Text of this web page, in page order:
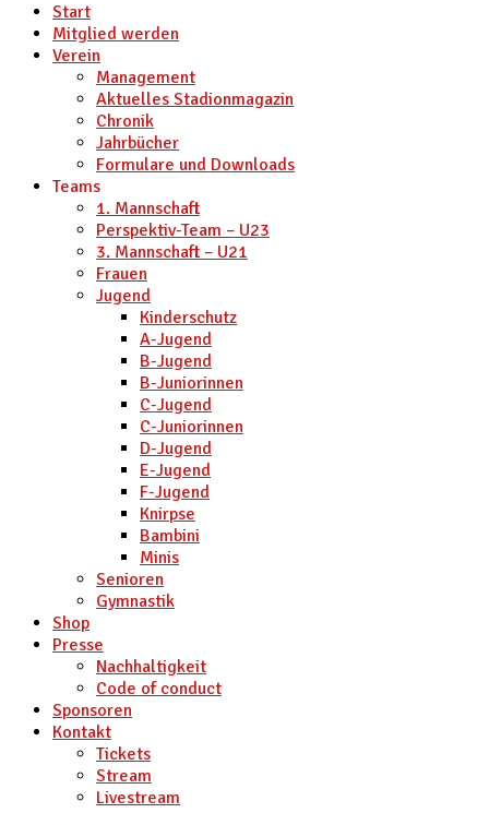
Start
Mitglied werden
Verein
Management
Aktuelles Stadionmagazin
Chronik
Jahrbücher
Formulare und Downloads
Teams
1. Mannschaft
Perspektiv-Team – U23
3. Mannschaft – U21
Frauen
Jugend
Kinderschutz
A-Jugend
B-Jugend
B-Juniorinnen
C-Jugend
C-Juniorinnen
D-Jugend
E-Jugend
F-Jugend
Knirpse
Bambini
Minis
Senioren
Gymnastik
Shop
Presse
Nachhaltigkeit
Code of conduct
Sponsoren
Kontakt
Tickets
Stream
Livestream